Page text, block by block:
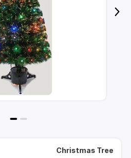
Christmas Tree